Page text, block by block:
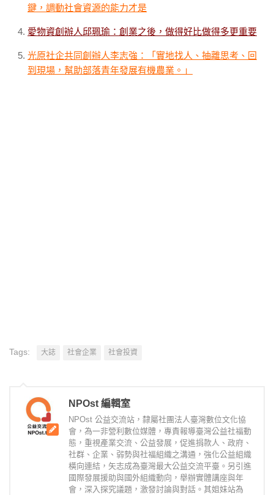
鍵，調動社會資源的能力才是
愛物資創辦人邱珮瑜：創業之後，做得好比做得多更重要
光原社企共同創辦人李志強：「實地找人、抽離思考、回
到現場，幫助部落青年發展有機農業。」
Tags: 大誌 社會企業 社會投資
NPOst 編輯室
NPOst 公益交流站，隸屬社團法人臺灣數位文化協
會，為一非營利數位媒體，專責報導臺灣公益社福動
態，重視產業交流、公益發展，促進捐款人、政府、
社群、企業、弱勢與社福組織之溝通，強化公益組織
橫向連結，矢志成為臺灣最大公益交流平臺。另引進
國際發展援助與國外組織動向，舉辦實體講座與年
會，深入探究議題，激發討論與對話。其姐妹站為